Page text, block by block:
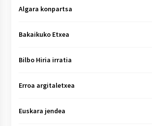
Algara konpartsa
Bakaikuko Etxea
Bilbo Hiria irratia
Erroa argitaletxea
Euskara jendea